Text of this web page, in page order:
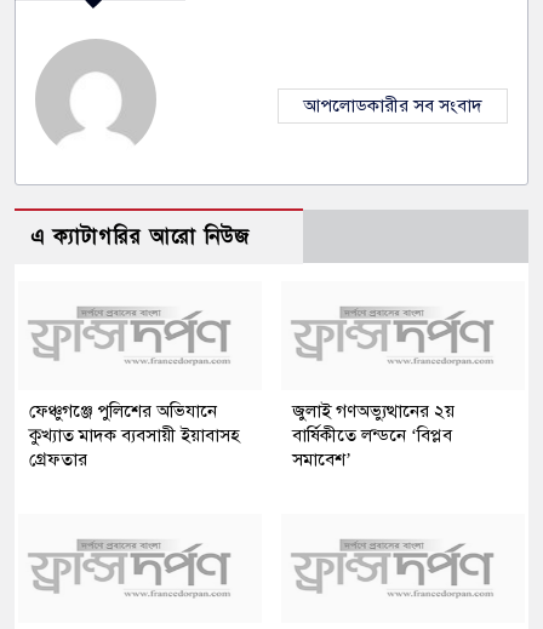
আপলোডকারীর সব সংবাদ
এ ক্যাটাগরির আরো নিউজ
ফেঞ্চুগঞ্জে পুলিশের অভিযানে
কুখ্যাত মাদক ব্যবসায়ী ইয়াবাসহ
গ্রেফতার
জুলাই গণঅভ্যুত্থানের ২য়
বার্ষিকীতে লন্ডনে ‘বিপ্লব
সমাবেশ’